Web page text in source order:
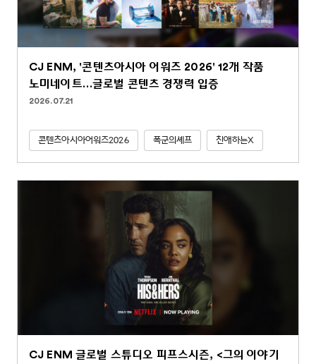
CJ ENM, '콘텐츠아시아 어워즈 2026' 12개 작품
노미네이트…글로벌 콘텐츠 경쟁력 입증
2026.07.21
콘텐츠아시아어워즈2026 폭군의셰프 친애하는X
CJ ENM 글로벌 스튜디오 피프스시즌, <그의 이야기